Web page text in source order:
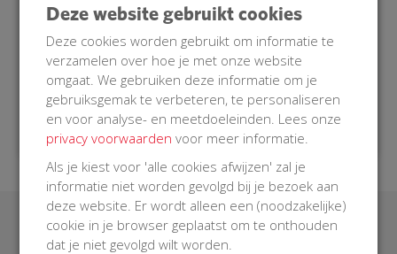
burgerhulpverlener die opgeroepen wordt. Een
burgerhulpverlener is getraind om in zo’n situatie
hulp te verlenen.
Doe je mee met onze BuurtAED?
Laatste donaties
Deze website gebruikt cookies
Deze cookies worden gebruikt om informatie te
verzamelen over hoe je met onze website
omgaat. We gebruiken deze informatie om je
gebruiksgemak te verbeteren, te personaliseren
en voor analyse- en meetdoeleinden. Lees onze
privacy voorwaarden voor meer informatie.
Als je kiest voor 'alle cookies afwijzen' zal je
informatie niet worden gevolgd bij je bezoek aan
deze website. Er wordt alleen een (noodzakelijke)
cookie in je browser geplaatst om te onthouden
dat je niet gevolgd wilt worden.